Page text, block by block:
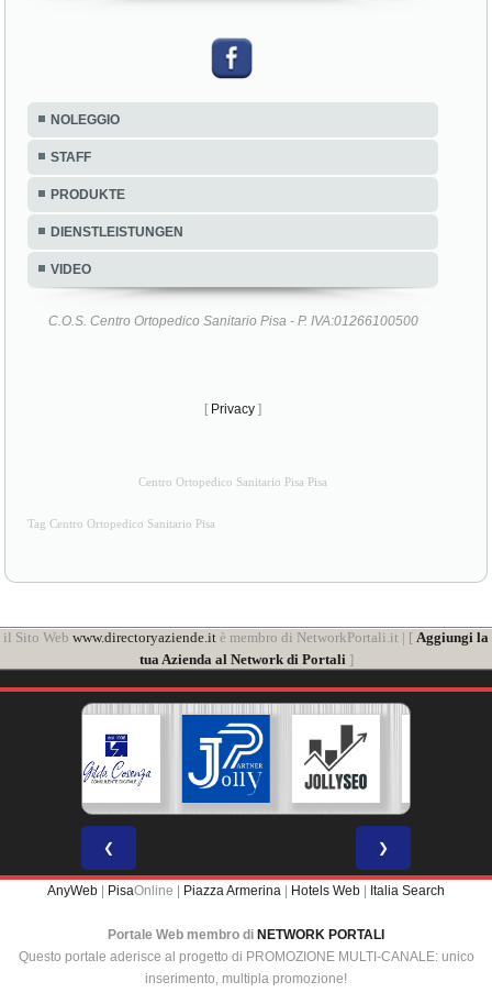
NOLEGGIO
STAFF
PRODUKTE
DIENSTLEISTUNGEN
VIDEO
C.O.S. Centro Ortopedico Sanitario Pisa - P. IVA:01266100500
[ Privacy ]
Centro Ortopedico Sanitario Pisa Pisa
Tag Centro Ortopedico Sanitario Pisa
il Sito Web www.directoryaziende.it è membro di NetworkPortali.it | [ Aggiungi la
tua Azienda al Network di Portali ]
❮ ❯
AnyWeb PisaOnline | Piazza Armerina Hotels Web Italia Search
Portale Web membro di NETWORK PORTALI
Questo portale aderisce al progetto di PROMOZIONE MULTI-CANALE: unico
inserimento, multipla promozione!